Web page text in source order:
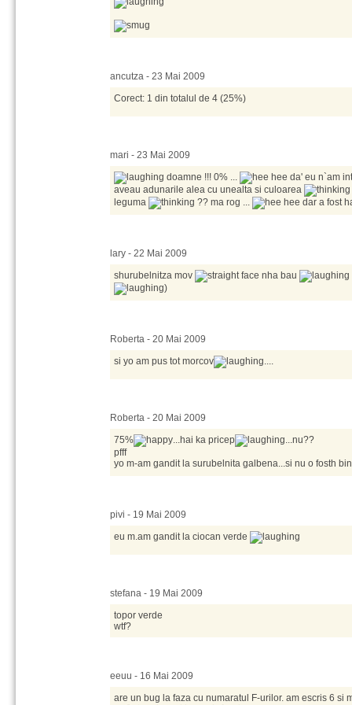
ancutza - 23 Mai 2009
Corect: 1 din totalul de 4 (25%)
mari - 23 Mai 2009
doamne !!! 0% ...
da' eu n`am
aveau adunarile alea cu unealta si culoarea
leguma
?? ma rog ... dar a fost
lary - 22 Mai 2009
shurubelnitza mov
nha bau
)
Roberta - 20 Mai 2009
si yo am pus tot morcov
....
Roberta - 20 Mai 2009
75%
...hai ka pricep
...nu??
pfff
yo m-am gandit la surubelnita galbena...si nu o fosth
pivi - 19 Mai 2009
eu m.am gandit la ciocan verde
stefana - 19 Mai 2009
topor verde
wtf?
eeuu - 16 Mai 2009
are un bug la faza cu numaratul F-urilor. am escris 6 si